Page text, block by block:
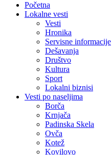
Početna
Lokalne vesti
Vesti
Hronika
Servisne informacije
Dešavanja
Društvo
Kultura
Sport
Lokalni biznisi
Vesti po naseljima
Borča
Krnjača
Padinska Skela
Ovča
Kotež
Kovilovo